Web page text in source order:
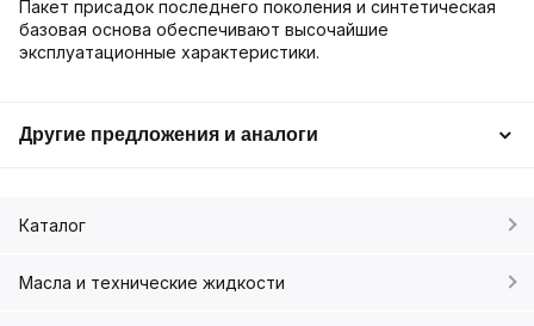
Пакет присадок последнего поколения и синтетическая
базовая основа обеспечивают высочайшие
эксплуатационные характеристики.
Другие предложения и аналоги
Каталог
Масла и технические жидкости